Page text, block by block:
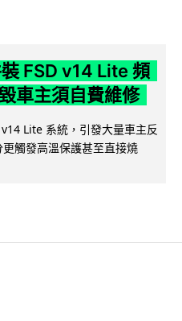
FSD v14 Lite 頻
車主須自費維修
Lite 系統，引發大量車主反
觸發高溫保護甚至直接燒